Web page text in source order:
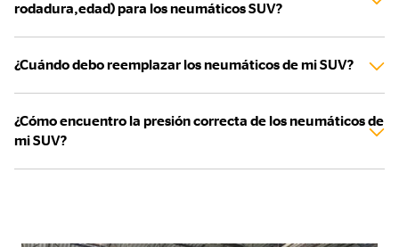
rodadura,edad) para los neumáticos SUV?
¿Cuándo debo reemplazar los neumáticos de mi SUV?
¿Cómo encuentro la presión correcta de los neumáticos de
mi SUV?